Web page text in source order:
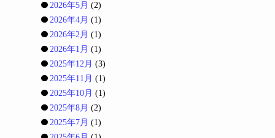
2026年5月 (2)
2026年4月 (1)
2026年2月 (1)
2026年1月 (1)
2025年12月 (3)
2025年11月 (1)
2025年10月 (1)
2025年8月 (2)
2025年7月 (1)